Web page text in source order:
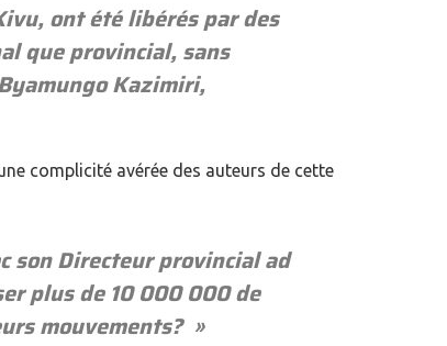
ont été libérés par des
que provincial, sans
Kazimiri,
complicité avérée des auteurs de cette
son Directeur provincial ad
plus de 10 000 000 de
mouvements? »